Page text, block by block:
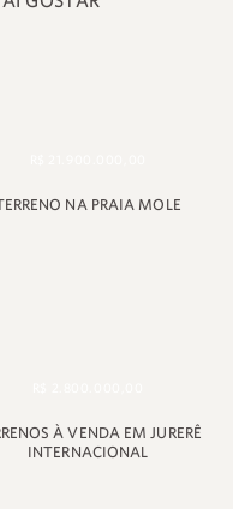
NA PRAIA MOLE
À VENDA EM JURERÊ
INTERNACIONAL